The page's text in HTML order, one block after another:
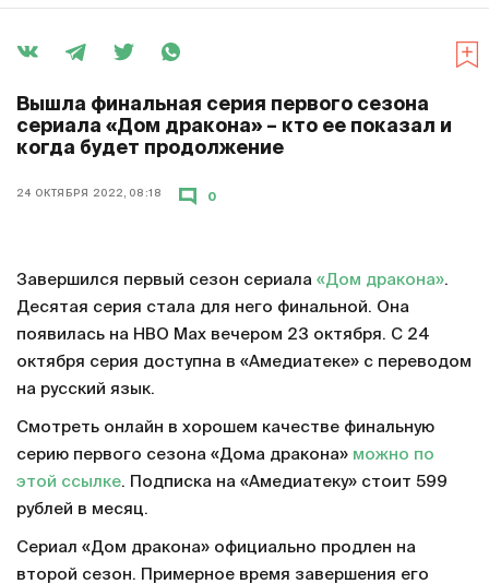
Вышла финальная серия первого сезона
сериала «Дом дракона» – кто ее показал и
когда будет продолжение
24 ОКТЯБРЯ 2022, 08:18 0
Завершился первый сезон сериала «Дом дракона».
Десятая серия стала для него финальной. Она
появилась на HBO Max вечером 23 октября. С 24
октября серия доступна в «Амедиатеке» с переводом
на русский язык.
Смотреть онлайн в хорошем качестве финальную
серию первого сезона «Дома дракона» можно по
этой ссылке. Подписка на «Амедиатеку» стоит 599
рублей в месяц.
Сериал «Дом дракона» официально продлен на
второй сезон. Примерное время завершения его